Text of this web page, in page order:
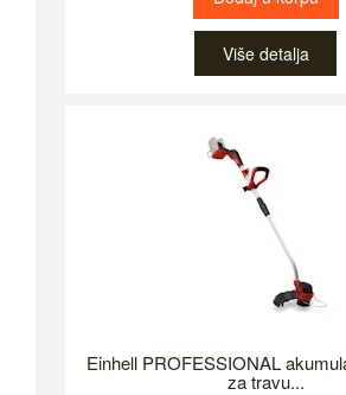
Više detalja
Einhell PROFESSIONAL
za travu...